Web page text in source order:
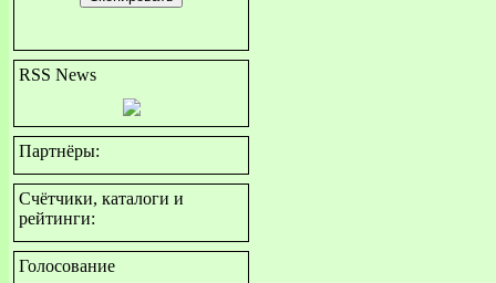
RSS News
Партнёры:
Счётчики, каталоги и
рейтинги:
Голосование